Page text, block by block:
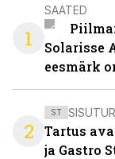
1
SAATED
Solarisse
eesmärk
2
ST
Tartus
ja Gastro